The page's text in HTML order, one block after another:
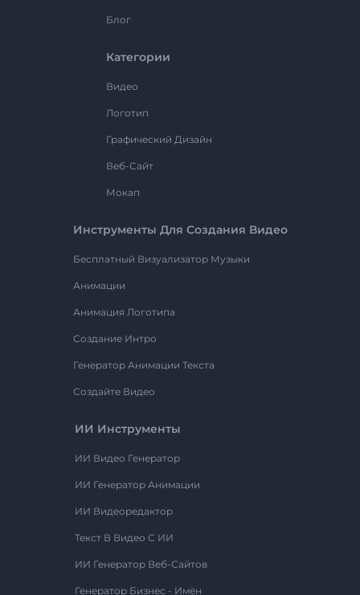
Блог
Категории
Видео
Логотип
Графический Дизайн
Веб-Сайт
Мокап
Инструменты Для Создания Видео
Бесплатный Визуализатор Музыки
Анимации
Анимация Логотипа
Создание Интро
Генератор Анимации Текста
Создайте Видео
ИИ Инструменты
ИИ Видео Генератор
ИИ Генератор Анимации
ИИ Видеоредактор
Текст В Видео С ИИ
ИИ Генератор Веб-Сайтов
Генератор Бизнес - Имён